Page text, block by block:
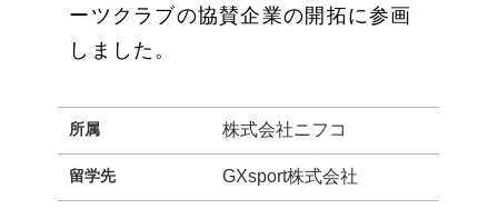
ーツクラブの協賛企業の開拓に参画
しました。
所属 株式会社ニフコ
留学先 GXsport株式会社